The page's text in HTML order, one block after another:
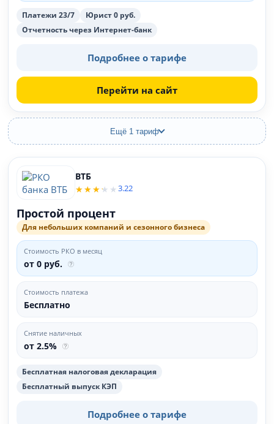
Платежи 23/7
Юрист 0 руб.
Отчетность через Интернет-банк
Подробнее о тарифе
Перейти на сайт
Ещё 1 тариф
ВТБ
3.22
Простой процент
Для небольших компаний и сезонного бизнеса
Стоимость РКО в месяц
от 0 руб.
Стоимость платежа
Бесплатно
Снятие наличных
от 2.5%
Бесплатная налоговая декларация
Бесплатный выпуск КЭП
Подробнее о тарифе